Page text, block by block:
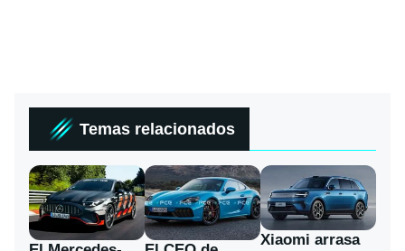
Temas relacionados
Xiaomi arrasa